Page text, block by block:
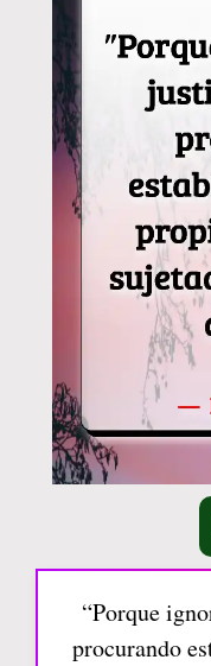
“Porque
procurando